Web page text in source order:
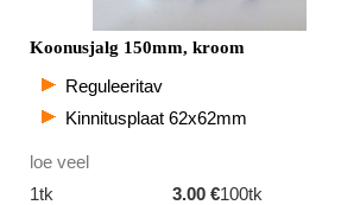
Koonusjalg 150mm, kroom
Reguleeritav
Kinnitusplaat 62x62mm
loe veel
1tk
3.00 €100tk